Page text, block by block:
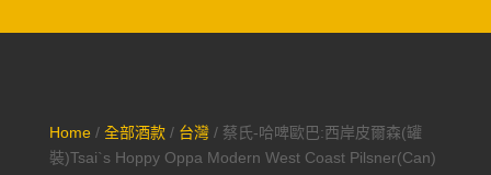
Home/ 全部酒款/ 台灣/ 蔡氏-哈啤歐巴:西岸皮爾森(罐
裝)Tsai`s Hoppy Oppa Modern West Coast Pilsner(Can)